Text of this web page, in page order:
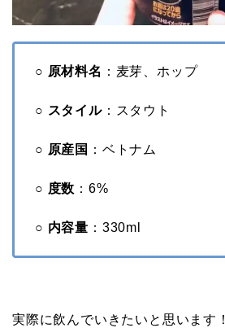
○ 原材料名 ：麦芽、ホップ
○ スタイル：スタウト
○ 原産国 ：ベトナム
○ 度数 ：6%
○ 内容量 ：330ml
実際に飲んでいきたいと思います！